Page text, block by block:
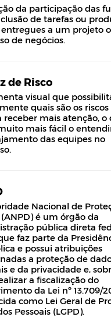
da participação das
de tarefas ou
a um projeto
de negócios.
de Risco
visual que
quais são os
receber mais atenção, o
mais fácil o
das equipes no
Nacional de
é um órgão da
pública direta
faz parte da
e possui atribuições
a proteção de
e da privacidade e,
a fiscalização do
da Lei nº 13.709/
como Lei Geral de
Pessoais (LGPD).